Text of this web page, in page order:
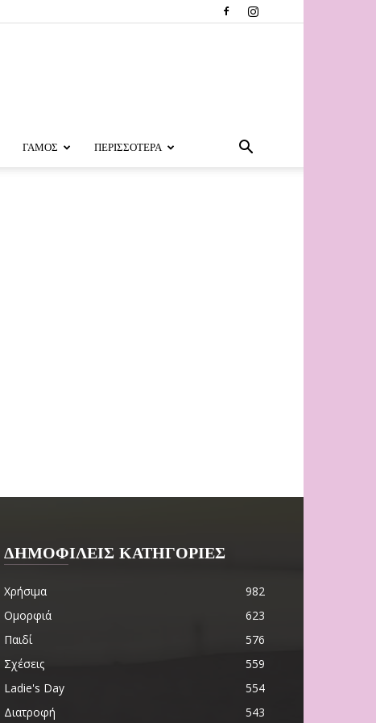
ΓΑΜΟΣ ΠΕΡΙΣΣΟΤΕΡΑ
ΔΗΜΟΦΙΛΕΙΣ ΚΑΤΗΓΟΡΙΕΣ
Χρήσιμα
982
Ομορφιά
623
Παιδί
576
Σχέσεις
559
Ladie's Day
554
Διατροφή
543